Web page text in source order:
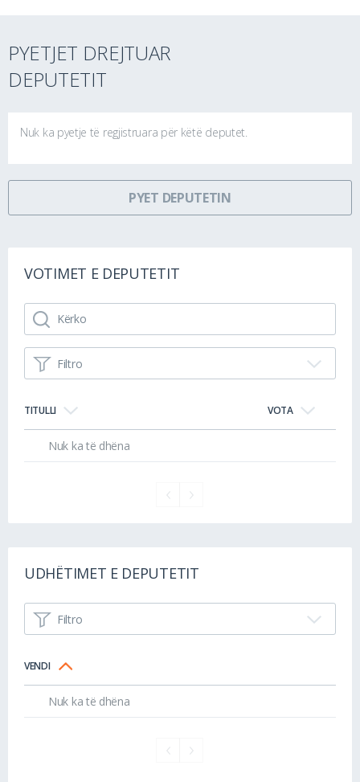
PYETJET DREJTUAR
DEPUTETIT
Nuk ka pyetje të regjistruara për këtë deputet.
PYET DEPUTETIN
VOTIMET E DEPUTETIT
Filtro
TITULLI VOTA
Nuk ka të dhëna
UDHËTIMET E DEPUTETIT
Filtro
VENDI
Nuk ka të dhëna